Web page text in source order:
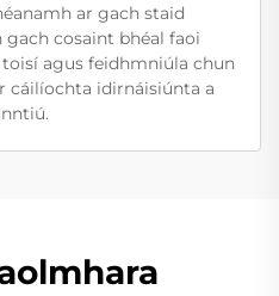
ar gach staid
gach cosaint bhéal faoi
agus feidhmniúla chun
cáilíochta idirnáisiúnta a